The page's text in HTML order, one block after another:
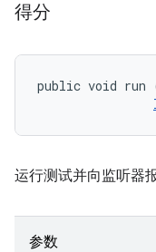
得分
public void run
运行测试并向监听器
参数